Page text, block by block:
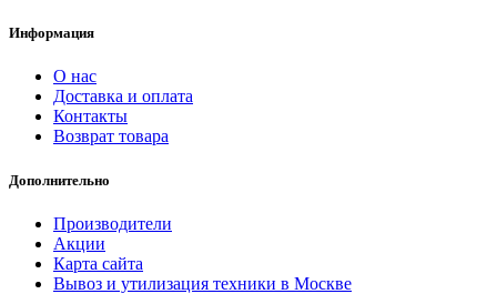
Информация
О нас
Доставка и оплата
Контакты
Возврат товара
Дополнительно
Производители
Акции
Карта сайта
Вывоз и утилизация техники в Москве